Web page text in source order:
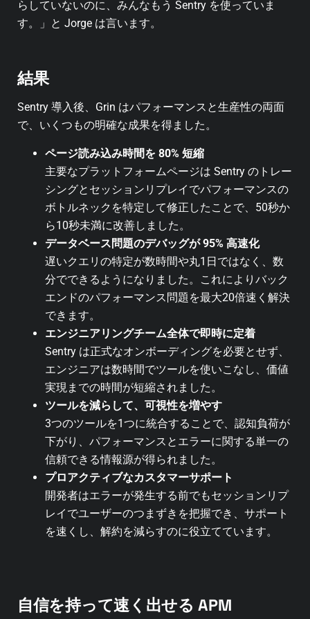
らしていないのに、みんなもう Sentry を使っていま
す。」と Jorge は言います。
結果
Sentry 導入後、Grin はパフォーマンスと生産性の両面
で、いくつもの明確な成果を得ました。
ページ読み込み時間を 80% 短縮
主要なプラットフォームページは Sentry のトレー
シングとセッションリプレイでパフォーマンスの
ボトルネックを特定して修正したことで、50秒か
ら10秒未満に改善しました。
データベース問題のデバッグが 95% 高速化
遅いクエリの特定が数時間や丸1日ではなく、数
分でできるようになりました。これによりバック
エンドのパフォーマンス問題を最大20倍速く解決
できます。
エンジニアリングチーム全体で即時に定着
Sentry は正式なオンボーディングを必要とせず、
エンジニアは数時間でツールを使いこなし、価値
実現までの時間が短縮されました。
ツールを減らして、可視性を増やす
3つのツールを1つに統合することで、認知負荷が
下がり、パフォーマンスとエラーに関する単一の
信頼できる情報源が得られました。
プロアクティブなカスタマーサポート
開発者はエラーが発生する前でもセッションリプ
レイでユーザーのつまずきを把握でき、サポート
を速くし、解約を減らすのに役立てています。
自信を持って速く出せる APM